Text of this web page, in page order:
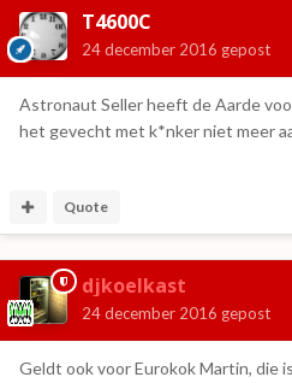
T4600C
24 december 2016 gepost
Astronaut Seller heeft de Aarde
het gevecht met k*nker niet meer
Quote
djkoelkast
24 december 2016 gepost
Geldt ook voor Eurokok Martin, die